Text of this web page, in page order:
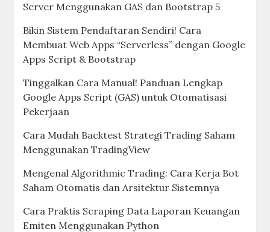
Server Menggunakan GAS dan Bootstrap 5
Bikin Sistem Pendaftaran Sendiri! Cara
Membuat Web Apps “Serverless” dengan Google
Apps Script & Bootstrap
Tinggalkan Cara Manual! Panduan Lengkap
Google Apps Script (GAS) untuk Otomatisasi
Pekerjaan
Cara Mudah Backtest Strategi Trading Saham
Menggunakan TradingView
Mengenal Algorithmic Trading: Cara Kerja Bot
Saham Otomatis dan Arsitektur Sistemnya
Cara Praktis Scraping Data Laporan Keuangan
Emiten Menggunakan Python